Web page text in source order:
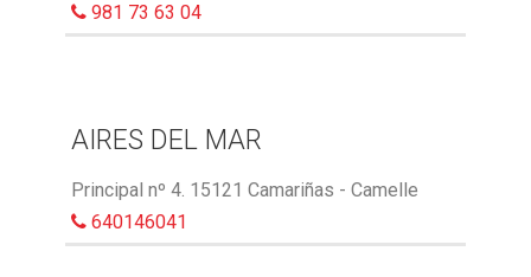
981 73 63 04
AIRES DEL MAR
Principal nº 4. 15121 Camariñas - Camelle
640146041